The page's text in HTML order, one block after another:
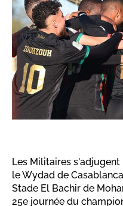
Les Militaires s'adjugent
le Wydad de
Stade El Bachir de
25e journée du